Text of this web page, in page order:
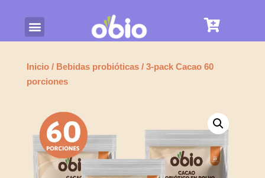
Inicio / Bebidas probióticas / 3-pack Cacao 60
porciones